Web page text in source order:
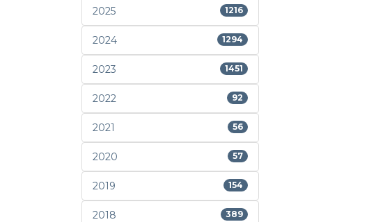
2025 1216
2024 1294
2023 1451
2022 92
2021 56
2020 57
2019 154
2018 389